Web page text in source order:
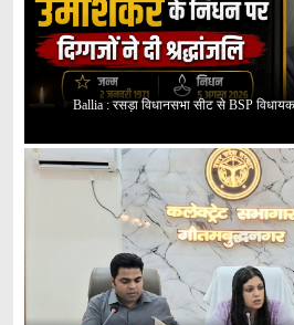
Ballia : रसड़ा विधानसभा सीट से BSP